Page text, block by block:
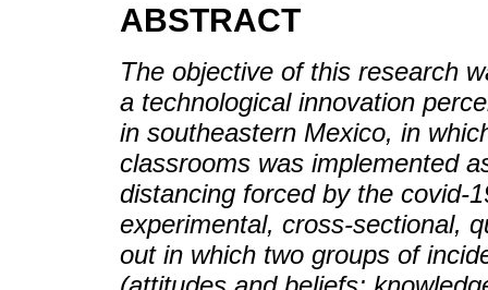
ABSTRACT
The objective of this research
a technological innovation
in southeastern Mexico, in
classrooms was implemented
distancing forced by the covid-
experimental, cross-sectional,
out in which two groups of